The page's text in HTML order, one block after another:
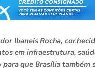
Ibaneis Rocha,
em infraestrutura,
para que Brasília também